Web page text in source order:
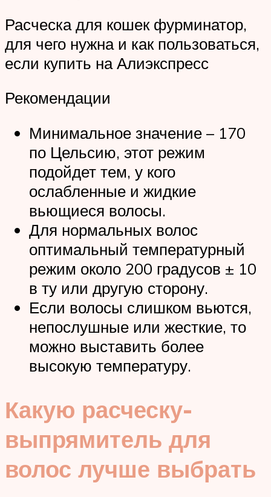
Расческа для кошек фурминатор,
для чего нужна и как пользоваться,
если купить на Алиэкспресс
Рекомендации
Минимальное значение – 170
по Цельсию, этот режим
подойдет тем, у кого
ослабленные и жидкие
вьющиеся волосы.
Для нормальных волос
оптимальный температурный
режим около 200 градусов ± 10
в ту или другую сторону.
Если волосы слишком вьются,
непослушные или жесткие, то
можно выставить более
высокую температуру.
Какую расческу-
выпрямитель для
волос лучше выбрать